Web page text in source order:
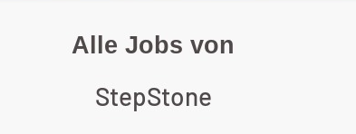
Alle Jobs von
StepStone